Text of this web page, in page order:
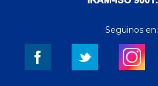
Seguinos en: